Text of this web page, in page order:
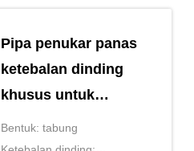
Pipa penukar panas
ketebalan dinding
khusus untuk
aplikasi tugas berat
Bentuk: tabung